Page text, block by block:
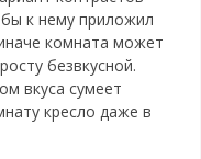
к нему приложил
комната может
безвкусной.
вкуса сумеет
кресло даже в